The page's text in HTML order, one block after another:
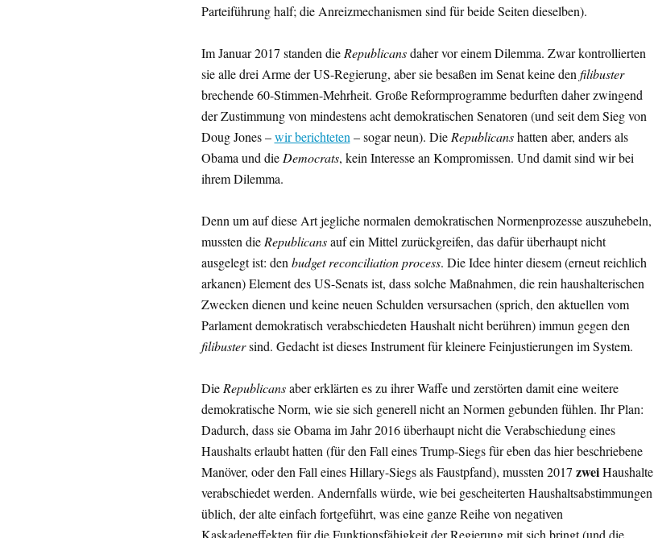
Parteiführung half; die Anreizmechanismen sind für beide Seiten dieselben).
Im Januar 2017 standen dieRepublicansdaher vor einem Dilemma. Zwar kontrollierten
sie alle drei Arme der US-Regierung, aber sie besaßen im Senat keine denfilibuster
brechende 60-Stimmen-Mehrheit. Große Reformprogramme bedurften daher zwingend
der Zustimmung von mindestens acht demokratischen Senatoren (und seit dem Sieg von
Doug Jones –wir berichteten– sogar neun). DieRepublicanshatten aber, anders als
Obama und dieDemocrats, kein Interesse an Kompromissen. Und damit sind wir bei
ihrem Dilemma.
Denn um auf diese Art jegliche normalen demokratischen Normenprozesse auszuhebeln,
mussten dieRepublicansauf ein Mittel zurückgreifen, das dafür überhaupt nicht
ausgelegt ist: denbudget reconciliation process. Die Idee hinter diesem (erneut reichlich
arkanen) Element des US-Senats ist, dass solche Maßnahmen, die rein haushalterischen
Zwecken dienen und keine neuen Schulden versursachen (sprich, den aktuellen vom
Parlament demokratisch verabschiedeten Haushalt nicht berühren) immun gegen den
filibustersind. Gedacht ist dieses Instrument für kleinere Feinjustierungen im System.
DieRepublicansaber erklärten es zu ihrer Waffe und zerstörten damit eine weitere
demokratische Norm, wie sie sich generell nicht an Normen gebunden fühlen. Ihr Plan:
Dadurch, dass sie Obama im Jahr 2016 überhaupt nicht die Verabschiedung eines
Haushalts erlaubt hatten (für den Fall eines Trump-Siegs für eben das hier beschriebene
Manöver, oder den Fall eines Hillary-Siegs als Faustpfand), mussten 2017 zweiHaushalte
verabschiedet werden. Andernfalls würde, wie bei gescheiterten Haushaltsabstimmungen
üblich, der alte einfach fortgeführt, was eine ganze Reihe von negativen
Kaskadeneffekten für die Funktionsfähigkeit der Regierung mit sich bringt (und die